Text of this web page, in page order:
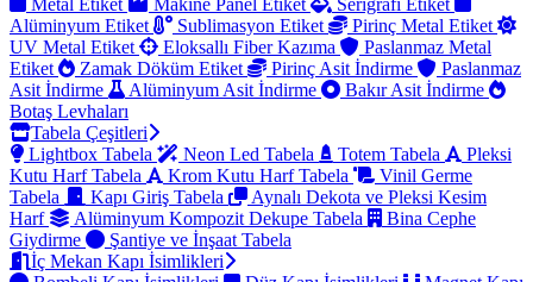
Metal Etiket
Makine Panel Etiket
Serigrafi Etiket
Alüminyum Etiket
Sublimasyon Etiket
Pirinç Metal Etiket
UV Metal Etiket
Eloksallı Fiber Kazıma
Paslanmaz Metal
Etiket
Zamak Döküm Etiket Pirinç Asit İndirme
Paslanmaz
Asit İndirme
Alüminyum Asit İndirme
Bakır Asit İndirme
Botaş Levhaları
Tabela Çeşitleri
Lightbox Tabela
Neon Led Tabela Totem Tabela
Pleksi
Kutu Harf Tabela
Krom Kutu Harf Tabela
Vinil Germe
Tabela
Kapı Giriş Tabela
Aynalı Dekota ve Pleksi Kesim
Harf
Alüminyum Kompozit Dekupe Tabela
Bina Cephe
Giydirme
Şantiye ve İnşaat Tabela
İç Mekan Kapı İsimlikleri